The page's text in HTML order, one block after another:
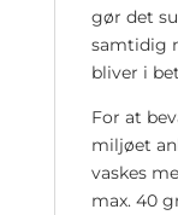
gør det
samtidig
bliver i
For at
miljøet
vaskes
max. 40